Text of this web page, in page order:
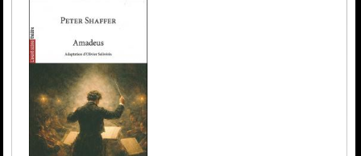
Éditeur
Nb. d'hommes :
Nb. Femmes
Nb. Enfants
à
Catégorie